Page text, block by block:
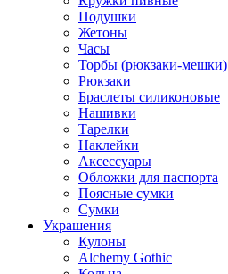
Подушки
Жетоны
Часы
Торбы (рюкзаки-мешки)
Рюкзаки
Браслеты силиконовые
Нашивки
Тарелки
Наклейки
Аксессуары
Обложки для паспорта
Поясные сумки
Сумки
Украшения
Кулоны
Alchemy Gothic